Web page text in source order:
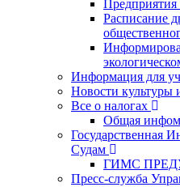
Предприятия
Расписание
Информация для
Новости культуры
Все о налогах
Общая
Государственная
Судам
ГИМС
Пресс-служба